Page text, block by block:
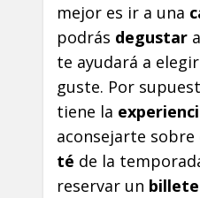
mejor es ir a una
podrás degustar
te ayudará a
guste. Por
tiene la
aconsejarte sobre
té de la
reservar un billete